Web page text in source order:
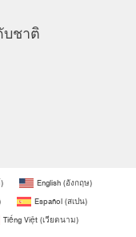
บชาติ
) English (อังกฤษ)
Español(สเปน)
Tiếng Việt(เวียดนาม)